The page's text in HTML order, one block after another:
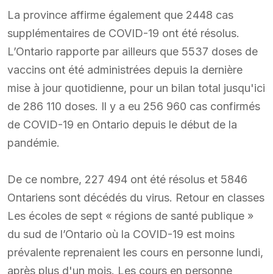
La province affirme également que 2448 cas
supplémentaires de COVID-19 ont été résolus.
L’Ontario rapporte par ailleurs que 5537 doses de
vaccins ont été administrées depuis la dernière
mise à jour quotidienne, pour un bilan total jusqu'ici
de 286 110 doses. Il y a eu 256 960 cas confirmés
de COVID-19 en Ontario depuis le début de la
pandémie.
De ce nombre, 227 494 ont été résolus et 5846
Ontariens sont décédés du virus. Retour en classes
Les écoles de sept « régions de santé publique »
du sud de l’Ontario où la COVID-19 est moins
prévalente reprenaient les cours en personne lundi,
après plus d'un mois. Les cours en personne